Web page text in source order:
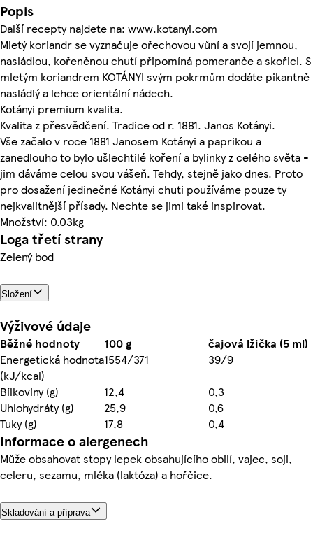
Popis
Další recepty najdete na: www.kotanyi.com
Mletý koriandr se vyznačuje ořechovou vůní a svojí jemnou,
nasládlou, kořeněnou chutí připomíná pomeranče a skořici. S
mletým koriandrem KOTÁNYI svým pokrmům dodáte pikantně
nasládlý a lehce orientální nádech.
Kotányi premium kvalita.
Kvalita z přesvědčení. Tradice od r. 1881. Janos Kotányi.
Vše začalo v roce 1881 Janosem Kotányi a paprikou a
zanedlouho to bylo ušlechtilé koření a bylinky z celého světa -
jim dáváme celou svou vášeň. Tehdy, stejně jako dnes. Proto
pro dosažení jedinečné Kotányi chuti používáme pouze ty
nejkvalitnější přísady. Nechte se jimi také inspirovat.
Množství: 0.03kg
Loga třetí strany
Zelený bod
Složení
Výživové údaje
Běžné hodnoty 100 g
čajová lžička (5 ml)
Energetická hodnota
(kJ/kcal)
1554/371
39/9
Bílkoviny (g)
12,4
0,3
Uhlohydráty (g)
25,9
0,6
Tuky (g)
17,8 0,4
Informace o alergenech
Může obsahovat stopy lepek obsahujícího obilí, vajec, soji,
celeru, sezamu, mléka (laktóza) a hořčice.
Skladování a příprava